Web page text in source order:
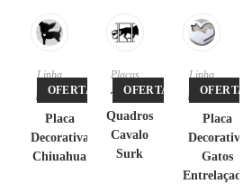
OFERTA!
Linha
Pet,
Placas
Placa
Decorativa
Chiuahua
OFERTA!
Placas
Trio de
Quadros
Cavalo
Surk
OFERTA!
Linha
Pet,
Placas
Placa
Decorativa
Gatos
Entrelaçados